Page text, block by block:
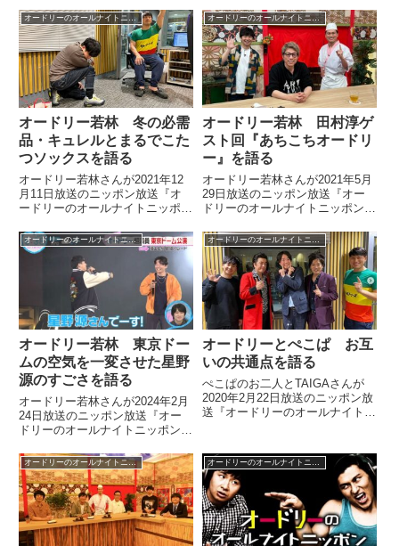
した際に感じたエグさを話してい
ました。（若林正恭）『桃鉄』を
ね、なんかゲームやったりす...
像の中からオードリーが弾かれる
ようになったことを話していまし
た。
オードリーのオールナイトニッポン
オードリー若林 冬の必需
品・キュレルとまるでこた
つソックスを語る
オードリー若林さんが2021年12
月11日放送のニッポン放送『オ
ードリーのオールナイトニッポ
え性についてトーク。若林さんの
最近の必須アイテム、キュレルと
まるでこたつソックスについて話
していました。
オードリーのオールナイトニッポン
オードリー若林 田村淳ゲ
スト回『あちこちオードリ
ー』を語る
オードリー若林さんが2021年5月
29日放送のニッポン放送『オー
ドリーのオールナイトニッポン』
トの『あちこちオードリー』につ
いてトーク。すごい回だからぜひ
見てほしいと話していました。
オードリーのオールナイトニッポン
オードリー若林 東京ドー
ムの空気を一変させた星野
源のすごさを語る
オードリー若林さんが2024年2月
24日放送のニッポン放送『オー
ドリーのオールナイトニッポン』
ニッポンin東京ドームを振り返
り。星野源さんが登場したことで
東京ドームの空気が一変したこと
について話していました。
オードリーのオールナイトニッポン
オードリーとぺこぱ お互
いの共通点を語る
ぺこぱのお二人とTAIGAさんが
2020年2月22日放送のニッポン放
送『オードリーのオールナイトニ
の道のりの話などをしていまし
た。 この投稿をInstagramで見る
同じ師匠に...
オードリーのオールナイトニッポン